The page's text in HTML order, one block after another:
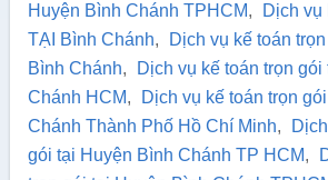
Huyện Bình Chánh TPHCM,
Dịch vụ
TẠI Bình Chánh,
Dịch vụ kế toán
Bình Chánh,
Dịch vụ kế toán trọn
Chánh HCM,
Dịch vụ kế toán trọn
Chánh Thành Phố Hồ Chí Minh,
gói tại Huyện Bình Chánh TP HCM,